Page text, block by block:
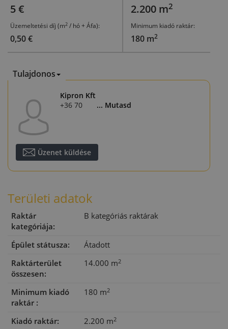
5 €
Üzemeltetési díj (m2 / hó + Áfa):
0,50 €
2.200 m2
Minimum kiadó raktár:
180 m2
Tulajdonos
Kipron Kft
+36 70 389 3630... Mutasd
Üzenet küldése
Területi adatok
Raktár
kategóriája:
B kategóriás raktárak
Épület státusza:
Átadott
Raktárterület
összesen:
14.000 m2
Minimum kiadó
raktár :
180 m2
Kiadó raktár: 2.200 m2